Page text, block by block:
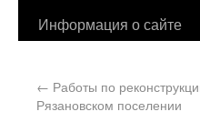
Информация о сайте
← Работы по
Рязановском поселении